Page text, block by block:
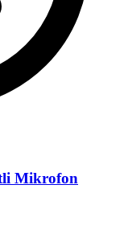
Mikrofon